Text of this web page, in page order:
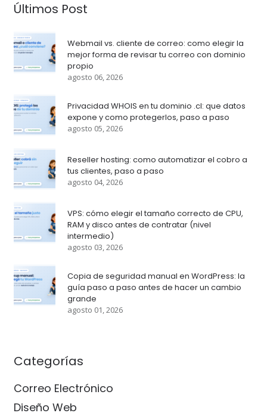
Últimos Post
Webmail vs. cliente de correo: como elegir la
mejor forma de revisar tu correo con dominio
propio
agosto 06, 2026
Privacidad WHOIS en tu dominio .cl: que datos
expone y como protegerlos, paso a paso
agosto 05, 2026
Reseller hosting: como automatizar el cobro a
tus clientes, paso a paso
agosto 04, 2026
VPS: cómo elegir el tamaño correcto de CPU,
RAM y disco antes de contratar (nivel
intermedio)
agosto 03, 2026
Copia de seguridad manual en WordPress: la
guía paso a paso antes de hacer un cambio
grande
agosto 01, 2026
Categorías
Correo Electrónico
Diseño Web